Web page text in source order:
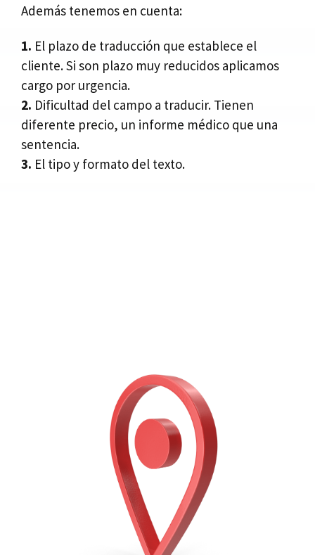
Además tenemos en cuenta:
1. El plazo de traducción que establece el
cliente. Si son plazo muy reducidos aplicamos
cargo por urgencia.
2. Dificultad del campo a traducir. Tienen
diferente precio, un informe médico que una
sentencia.
3. El tipo y formato del texto.